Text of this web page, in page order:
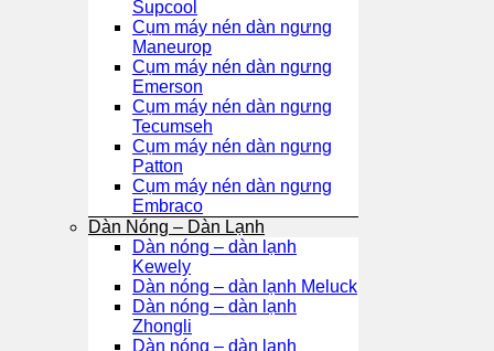
Supcool
Cụm máy nén dàn ngưng
Maneurop
Cụm máy nén dàn ngưng
Emerson
Cụm máy nén dàn ngưng
Tecumseh
Cụm máy nén dàn ngưng
Patton
Cụm máy nén dàn ngưng
Embraco
Dàn Nóng – Dàn Lạnh
Dàn nóng – dàn lạnh
Kewely
Dàn nóng – dàn lạnh Meluck
Dàn nóng – dàn lạnh
Zhongli
Dàn nóng – dàn lạnh